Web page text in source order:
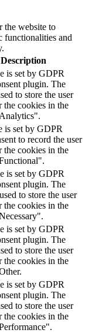
the website to
functionalities and
Description
is set by GDPR
plugin. The
to store the user
the cookies in the
is set by GDPR
to record the user
the cookies in the
is set by GDPR
plugin. The
to store the user
the cookies in the
is set by GDPR
plugin. The
to store the user
the cookies in the
is set by GDPR
plugin. The
to store the user
the cookies in the